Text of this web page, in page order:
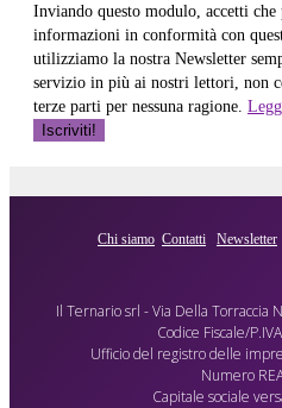
Inviando questo modulo, accetti che
informazioni in conformità con
utilizziamo la nostra Newsletter
servizio in più ai nostri lettori, non
terze parti per nessuna ragione.
Chi siamo Contatti Newsletter
Il Ternario srl - Via Della Torraccia
Codice Fiscale/
Ufficio del registro delle
Numero
Capitale sociale